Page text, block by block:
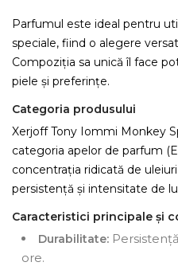
Parfumul este ideal pentru
speciale, fiind o alegere
Compoziția sa unică îl face
piele și preferințe.
Categoria produsului
Xerjoff Tony Iommi Monkey
categoria apelor de parfum
concentrația ridicată de
persistență și intensitate de
Caracteristici principale și
Durabilitate:
ore.